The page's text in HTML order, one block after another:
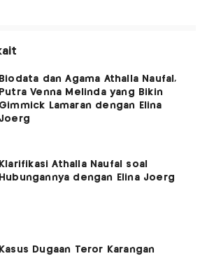
Biodata dan Agama Athalla Naufal,
Putra Venna Melinda yang Bikin
Gimmick Lamaran dengan Elina
Joerg
Klarifikasi Athalla Naufal soal
Hubungannya dengan Elina Joerg
Kasus Dugaan Teror Karangan